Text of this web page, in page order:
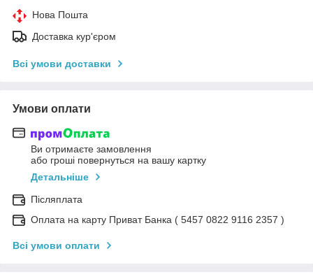
Нова Пошта
Доставка кур'єром
Всі умови доставки
Умови оплати
Ви отримаєте замовлення
або гроші повернуться на вашу картку
Детальніше
Післяплата
Оплата на карту Приват Банка ( 5457 0822 9116 2357 )
Всі умови оплати